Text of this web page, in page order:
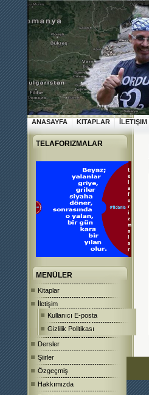
ANASAYFA KITAPLAR İLETIŞIM
TELAFORIZMALAR
MENÜLER
Kitaplar
İletişim
Kullanıcı E-posta
Gizlilik Politikası
Dersler
Şiirler
Özgeçmiş
Hakkımızda